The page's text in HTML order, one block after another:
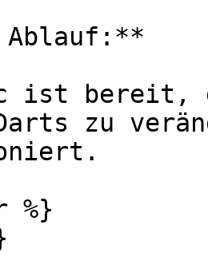
Ablauf:**
ist bereit,
zu
%}